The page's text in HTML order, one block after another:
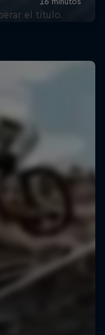
el título.